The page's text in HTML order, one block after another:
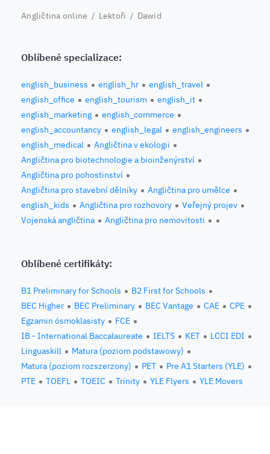
Angličtina online / Lektoři / Dawid
Oblíbené specializace:
english_business english_hr
english_travel
english_office
english_tourism
english_it
english_marketing
english_commerce
english_accountancy
english_legal
english_engineers
english_medical
Angličtina v ekologii
Angličtina pro biotechnologie a bioinženýrství
Angličtina pro pohostinství
Angličtina pro stavební dělníky
Angličtina pro umělce
english_kids
Angličtina pro rozhovory
Veřejný projev
Vojenská angličtina
Angličtina pro nemovitosti
Oblíbené certifikáty:
B1 Preliminary for Schools
B2 First for Schools
BEC Higher
BEC Preliminary BEC Vantage CAE
CPE
Egzamin ósmoklasisty
FCE
IB - International Baccalaureate
IELTS KET
LCCI EDI
Linguaskill
Matura (poziom podstawowy)
Matura (poziom rozszerzony)
PET
Pre A1 Starters (YLE)
PTE
TOEFL TOEIC Trinity YLE Flyers YLE Movers